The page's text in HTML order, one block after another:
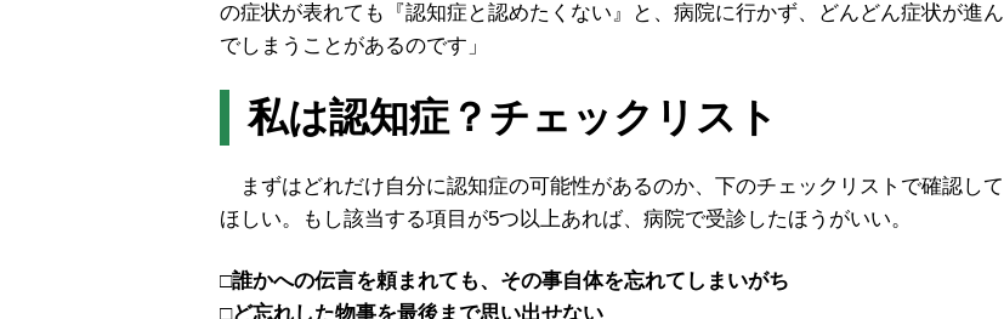
の症状が表れても『認知症と認めたくない』と、病院に行かず、どんどん症状が進ん
でしまうことがあるのです」
私は認知症？チェックリスト
まずはどれだけ自分に認知症の可能性があるのか、下のチェックリストで確認して
ほしい。もし該当する項目が5つ以上あれば、病院で受診したほうがいい。
□誰かへの伝言を頼まれても、その事自体を忘れてしまいがち
□ど忘れした物事を最後まで思い出せない